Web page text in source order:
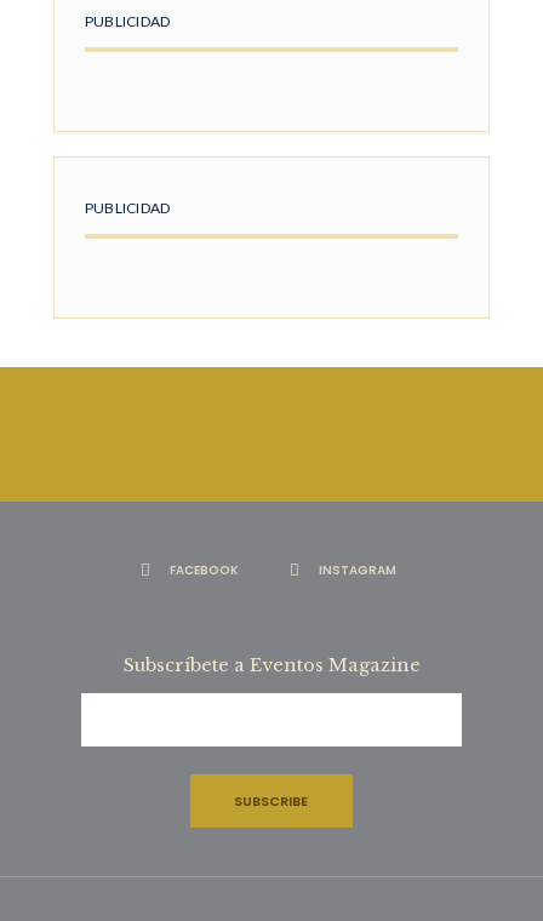
PUBLICIDAD
PUBLICIDAD
FACEBOOK INSTAGRAM
Subscríbete a Eventos Magazine